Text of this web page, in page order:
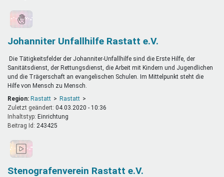
Johanniter Unfallhilfe Rastatt e.V.
Die Tätigkeitsfelder der Johanniter-Unfallhilfe sind die Erste Hilfe, der
Sanitätsdienst, der Rettungsdienst, die Arbeit mit Kindern und Jugendlichen
und die Trägerschaft an evangelischen Schulen. Im Mittelpunkt steht die
Hilfe von Mensch zu Mensch.
Region: Rastatt
Rastatt
Zuletzt geändert: 04.03.2020 - 10:36
Inhaltstyp:
einrichtung
Beitrag Id: 243425
Stenografenverein Rastatt e.V.